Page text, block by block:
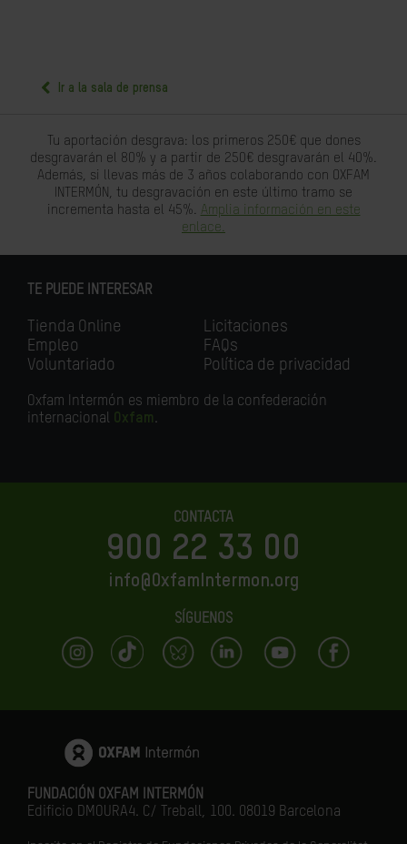
Ir a la sala de prensa
Tu aportación desgrava: los primeros 250€ que dones
desgravarán el 80% y a partir de 250€ desgravarán el 40%.
Además, si llevas más de 3 años colaborando con OXFAM
INTERMÓN, tu desgravación en este último tramo se
incrementa hasta el 45%. Amplia información en este
enlace.
TE PUEDE INTERESAR
Tienda Online
Empleo
Voluntariado
Licitaciones
FAQs
Política de privacidad
Oxfam Intermón es miembro de la confederación
internacional Oxfam.
CONTACTA
900 22 33 00
info@OxfamIntermon.org
SÍGUENOS
FUNDACIÓN OXFAM INTERMÓN
Edificio DMOURA4. C/ Treball, 100. 08019 Barcelona